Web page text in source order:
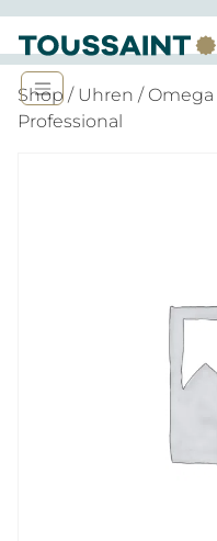
Shop / Uhren / Omega
Professional